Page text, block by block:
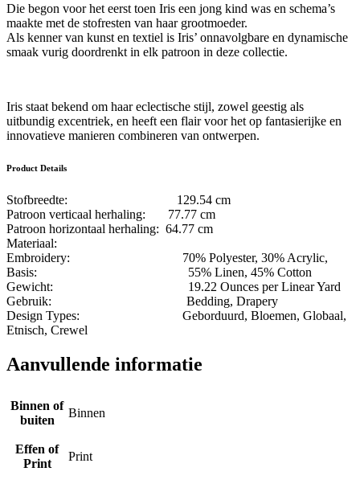
Die begon voor het eerst toen Iris een jong kind was en schema’s
maakte met de stofresten van haar grootmoeder.
Als kenner van kunst en textiel is Iris’ onnavolgbare en dynamische
smaak vurig doordrenkt in elk patroon in deze collectie.
Iris staat bekend om haar eclectische stijl, zowel geestig als
uitbundig excentriek, en heeft een flair voor het op fantasierijke en
innovatieve manieren combineren van ontwerpen.
Product Details
Stofbreedte: 129.54 cm
Patroon verticaal herhaling: 77.77 cm
Patroon horizontaal herhaling: 64.77 cm
Materiaal:
Embroidery: 70% Polyester, 30% Acrylic,
Basis: 55% Linen, 45% Cotton
Gewicht: 19.22 Ounces per Linear Yard
Gebruik: Bedding, Drapery
Design Types: Geborduurd, Bloemen, Globaal,
Etnisch, Crewel
Aanvullende informatie
Binnen of
buiten
Binnen
Effen of
Print
Print